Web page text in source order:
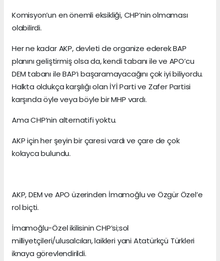
Komisyon’un en önemli eksikliği, CHP’nin olmaması
olabilirdi.
Her ne kadar AKP, devleti de organize ederek BAP
planını geliştirmiş olsa da, kendi tabanı ile ve APO’cu
DEM tabanı ile BAP’ı başaramayacağını çok iyi biliyordu.
Halkta oldukça karşılığı olan İYİ Parti ve Zafer Partisi
karşında öyle veya böyle bir MHP vardı.
Ama CHP’nin alternatifi yoktu.
AKP için her şeyin bir çaresi vardı ve çare de çok
kolayca bulundu.
AKP, DEM ve APO üzerinden İmamoğlu ve Özgür Özel’e
rol biçti.
İmamoğlu-Özel ikilisinin CHP’si;sol
milliyetçileri/ulusalcıları, laikleri yani Atatürkçü Türkleri
iknaya görevlendirildi.